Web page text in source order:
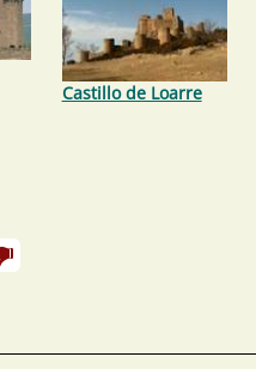
Castillo de Loarre